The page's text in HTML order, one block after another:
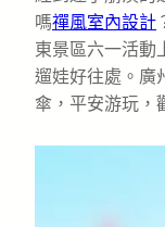
嗎禪風室內設計
東景區六一活動
遛娃好往處。廣
傘，平安游玩，